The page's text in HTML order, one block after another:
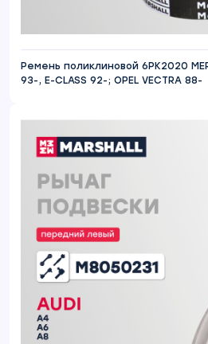
Ремень поликлиновой 6PK2020
93-, E-CLASS 92-; OPEL VECTRA 88-